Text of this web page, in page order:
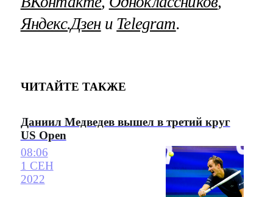
Яндекс.Дзени Telegram.
ЧИТАЙТЕ ТАКЖЕ
Даниил Медведев вышел в третий круг
US Open
08:06
1 СЕН
2022